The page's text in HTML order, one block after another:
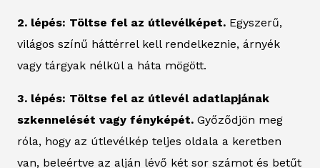
2. lépés: Töltse fel az útlevélképet. Egyszerű,
világos színű háttérrel kell rendelkeznie, árnyék
vagy tárgyak nélkül a háta mögött.
3. lépés: Töltse fel az útlevél adatlapjának
szkennelését vagy fényképét. Győződjön meg
róla, hogy az útlevélkép teljes oldala a keretben
van, beleértve az alján lévő két sor számot és betűt